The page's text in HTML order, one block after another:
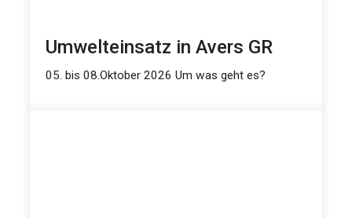
Umwelteinsatz in Avers GR
05. bis 08.Oktober 2026 Um was geht es?